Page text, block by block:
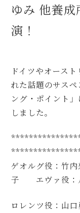
ゆみ 他養
演！
ドイツやオース
れた話題のサ
ング・ポイント
しました。
ゲオルグ役：竹
子 エヴァ役：
ロレンツ役：山